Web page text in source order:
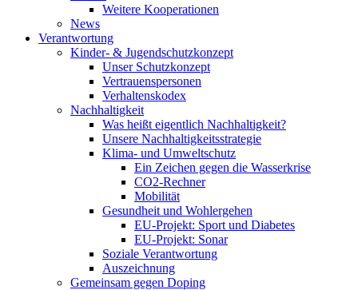
Weitere Kooperationen
News
Verantwortung
Kinder- & Jugendschutzkonzept
Unser Schutzkonzept
Vertrauenspersonen
Verhaltenskodex
Nachhaltigkeit
Was heißt eigentlich Nachhaltigkeit?
Unsere Nachhaltigkeitsstrategie
Klima- und Umweltschutz
Ein Zeichen gegen die Wasserkrise
CO2-Rechner
Mobilität
Gesundheit und Wohlergehen
EU-Projekt: Sport und Diabetes
EU-Projekt: Sonar
Soziale Verantwortung
Auszeichnung
Gemeinsam gegen Doping